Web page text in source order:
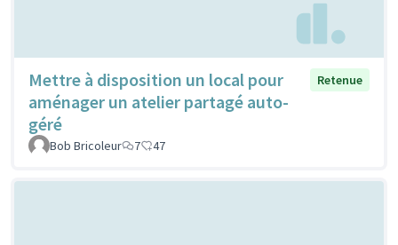
Mettre à disposition un local pour
aménager un atelier partagé auto-
géré
Retenue
Bob Bricoleur 7 47